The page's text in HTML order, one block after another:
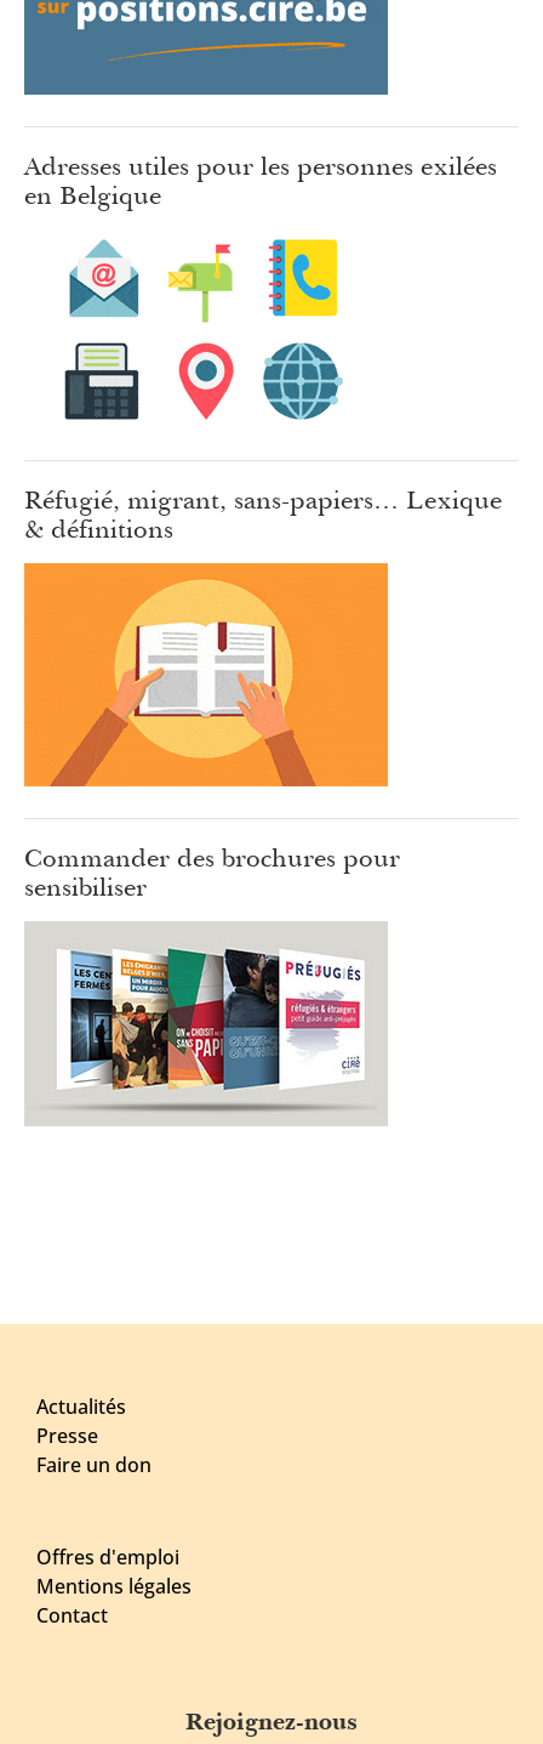
Adresses utiles pour les personnes exilées
en Belgique
Réfugié, migrant, sans-papiers… Lexique
& définitions
Commander des brochures pour
sensibiliser
Actualités
Presse
Faire un don
Offres d'emploi
Mentions légales
Contact
Rejoignez-nous